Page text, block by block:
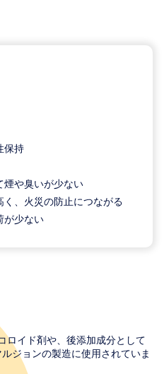
保持
煙や臭いが少ない
、火災の防止につながる
が少ない
ロイド剤や、後添加成分として
ジョンの製造に使用されていま